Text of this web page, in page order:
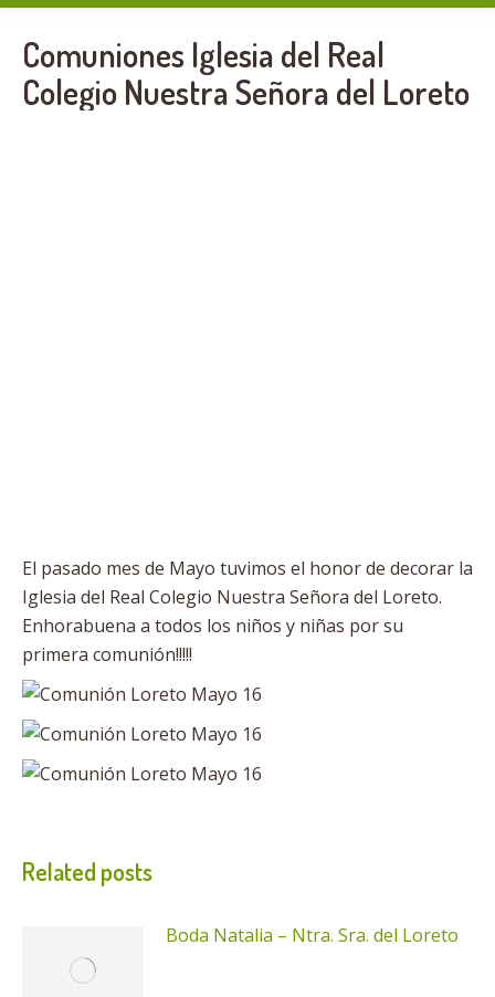
Comuniones Iglesia del Real
Colegio Nuestra Señora del Loreto
El pasado mes de Mayo tuvimos el honor de decorar la
Iglesia del Real Colegio Nuestra Señora del Loreto.
Enhorabuena a todos los niños y niñas por su
primera comunión!!!!!
Related posts
Boda Natalia – Ntra. Sra. del Loreto